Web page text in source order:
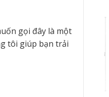
gọi đây là một
tôi giúp bạn trải